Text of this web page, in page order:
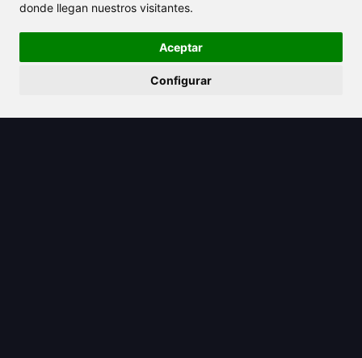
donde llegan nuestros visitantes.
Aceptar
Configurar
¿Cuántas oraciones hay en un